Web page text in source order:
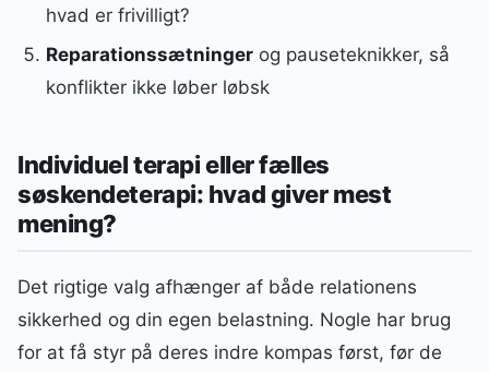
hvad er frivilligt?
Reparationssætningerog pauseteknikker, så
konflikter ikke løber løbsk
Individuel terapi eller fælles
søskendeterapi: hvad giver mest
mening?
Det rigtige valg afhænger af både relationens
sikkerhed og din egen belastning. Nogle har brug
for at få styr på deres indre kompas først, før de